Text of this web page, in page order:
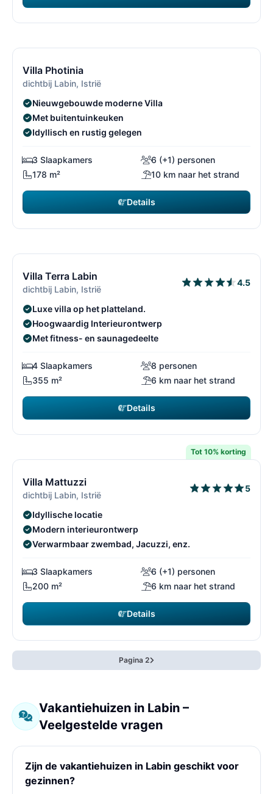
Villa Photinia
dichtbij Labin, Istrië
Nieuwgebouwde moderne Villa
Met buitentuinkeuken
Idyllisch en rustig gelegen
3 Slaapkamers
6 (+1) personen
178 m²
10 km naar het strand
Details
Villa Terra Labin
dichtbij Labin, Istrië
4.5
Luxe villa op het platteland.
Hoogwaardig Interieurontwerp
Met fitness- en saunagedeelte
4 Slaapkamers
8 personen
355 m²
6 km naar het strand
Details
Tot 10% korting
Villa Mattuzzi
dichtbij Labin, Istrië
5
Idyllische locatie
Modern interieurontwerp
Verwarmbaar zwembad, Jacuzzi, enz.
3 Slaapkamers
6 (+1) personen
200 m²
6 km naar het strand
Details
Pagina 2
Vakantiehuizen in Labin –
Veelgestelde vragen
Zijn de vakantiehuizen in Labin geschikt voor
gezinnen?